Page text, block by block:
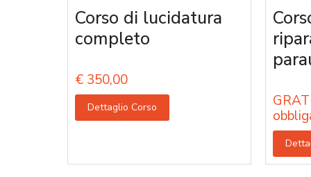
Corso di lucidatura
completo
€ 350,00
Dettaglio Corso